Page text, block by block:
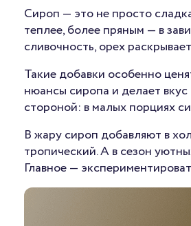
Сироп — это не просто
теплее, более пряным — в
сливочность, орех
Такие добавки особенно
нюансы сиропа и делает
стороной: в малых порциях
В жару сироп добавляют в
тропический. А в сезон
Главное —